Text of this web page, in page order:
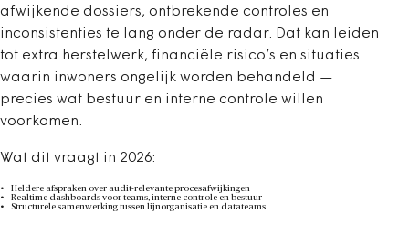
afwijkende dossiers, ontbrekende controles en
inconsistenties te lang onder de radar. Dat kan leiden
tot extra herstelwerk, financiële risico’s en situaties
waarin inwoners ongelijk worden behandeld —
precies wat bestuur en interne controle willen
voorkomen.
Wat dit vraagt in 2026:
Heldere afspraken over audit-relevante procesafwijkingen
Realtime dashboards voor teams, interne controle en bestuur
Structurele samenwerking tussen lijnorganisatie en datateams